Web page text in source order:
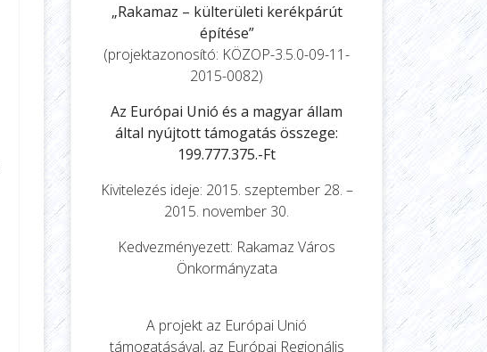
„Rakamaz – külterületi kerékpárút
építése”
(projektazonosító: KÖZOP-3.5.0-09-11-
2015-0082)
Az Európai Unió és a magyar állam
által nyújtott támogatás összege:
199.777.375.-Ft
Kivitelezés ideje: 2015. szeptember 28. –
2015. november 30.
Kedvezményezett: Rakamaz Város
Önkormányzata
A projekt az Európai Unió
támogatásával, az Európai Regionális